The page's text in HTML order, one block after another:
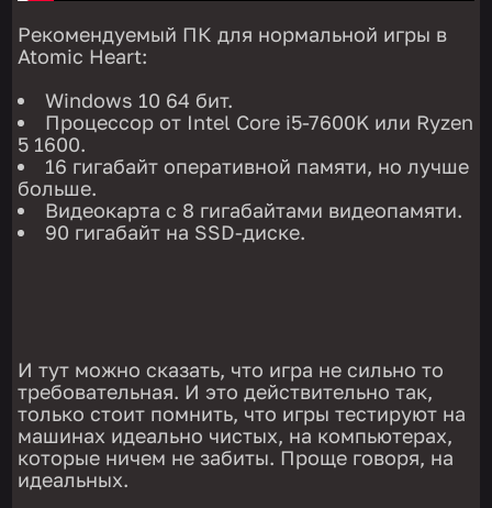
Рекомендуемый ПК для нормальной игры в
Atomic Heart:
Windows 10 64 бит.
Процессор от Intel Core i5-7600K или Ryzen
5 1600.
16 гигабайт оперативной памяти, но лучше
больше.
Видеокарта с 8 гигабайтами видеопамяти.
90 гигабайт на SSD-диске.
И тут можно сказать, что игра не сильно то
требовательная. И это действительно так,
только стоит помнить, что игры тестируют на
машинах идеально чистых, на компьютерах,
которые ничем не забиты. Проще говоря, на
идеальных.